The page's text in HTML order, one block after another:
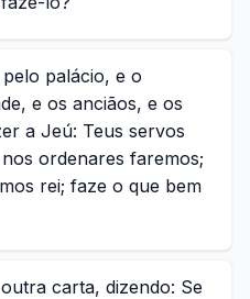
palácio, e o
e os anciãos, e os
a Jeú: Teus servos
ordenares faremos;
rei; faze o que bem
carta, dizendo: Se